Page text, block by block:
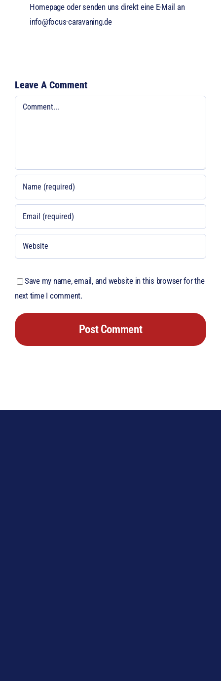
Homepage oder senden uns direkt eine E-Mail an
info@focus-caravaning.de
Leave A Comment
Comment
Save my name, email, and website in this browser for the
next time I comment.